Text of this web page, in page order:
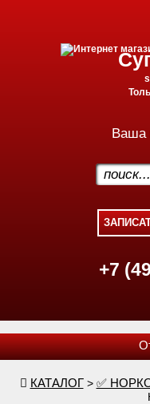
Ваша
+7
КАТАЛОГ> ✅